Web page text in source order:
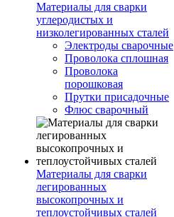
Материалы для сварки
углеродистых и
низколегированных сталей
Электроды сварочные
Проволока сплошная
Проволока
порошковая
Прутки присадочные
Флюс сварочный
Материалы для сварки
легированных
высокопрочных и
теплоустойчивых сталей